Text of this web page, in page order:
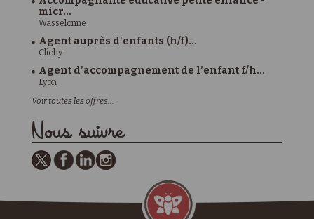
micr...
Wasselonne
Agent auprès d'enfants (h/f)...
Clichy
Agent d’accompagnement de l’enfant f/h...
Lyon
Voir toutes les offres...
Nous suivre